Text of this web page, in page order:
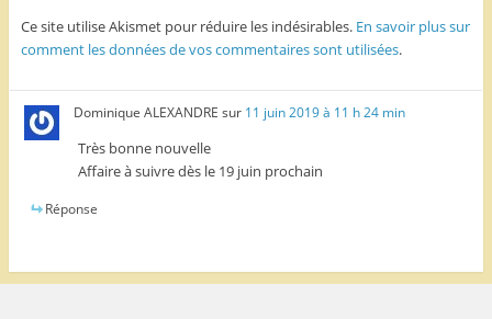
Ce site utilise Akismet pour réduire les indésirables. En savoir plus sur
comment les données de vos commentaires sont utilisées.
Dominique ALEXANDRE sur 11 juin 2019 à 11 h 24 min
Très bonne nouvelle
Affaire à suivre dès le 19 juin prochain
Réponse